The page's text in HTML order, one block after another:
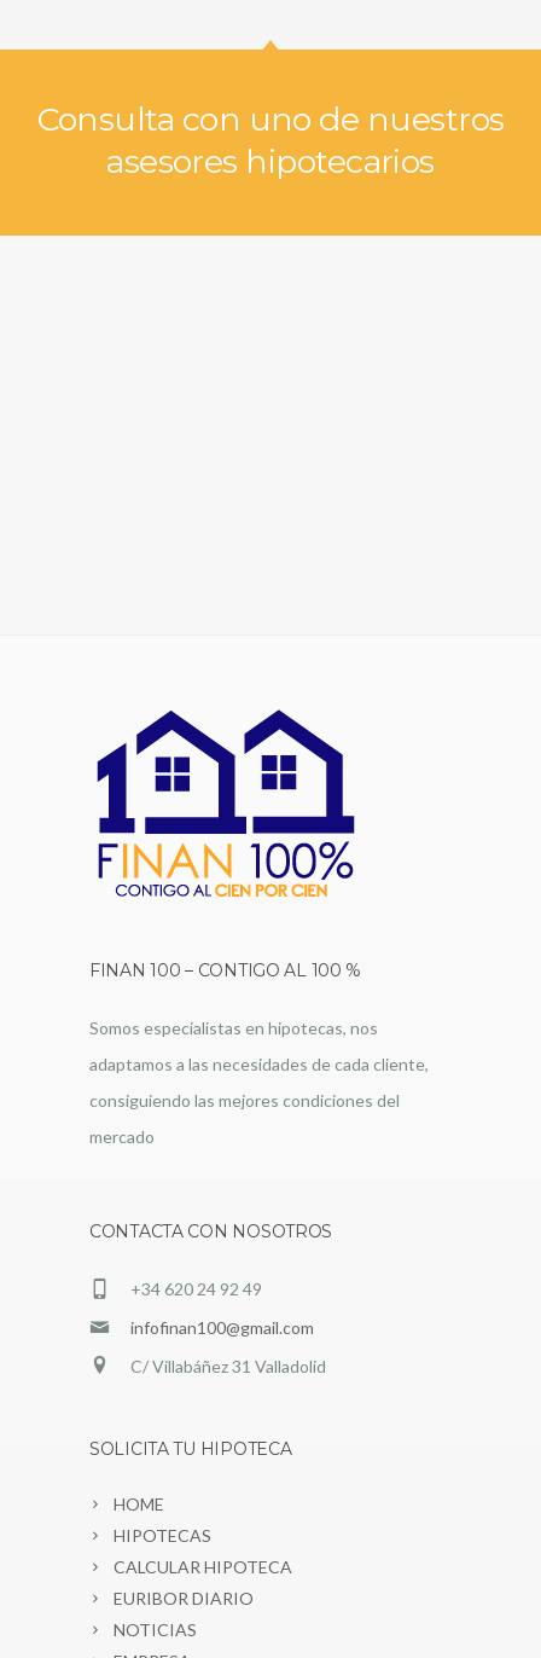
Consulta con uno de nuestros
asesores hipotecarios
FINAN 100 – CONTIGO AL 100 %
Somos especialistas en hipotecas, nos
adaptamos a las necesidades de cada cliente,
consiguiendo las mejores condiciones del
mercado
CONTACTA CON NOSOTROS
+34 620 24 92 49
infofinan100@gmail.com
C/ Villabáñez 31 Valladolid
SOLICITA TU HIPOTECA
HOME
HIPOTECAS
CALCULAR HIPOTECA
EURIBOR DIARIO
NOTICIAS